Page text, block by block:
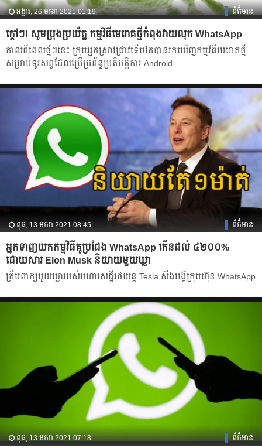
អង្គារ, 26 មករា 2021 01:19 ព័ត៌មាន
ក្ដៅៗ! សូមប្រុងប្រយ័ត្ន កម្មវិធីមេរោគថ្មីកំពុងវាយលុក WhatsApp
កាលពីពេលថ្មីៗនេះ ក្រុមអ្នកស្រាវជ្រាវទើបតែបានរកឃើញកម្មវិធីមេរោគថ្មី
សម្រាប់ទូរសព្ទដែលប្រើប្រព័ន្ធប្រតិបត្តិការ Android
ពុធ, 13 មករា 2021 08:45 ព័ត៌មាន
អ្នកទាញយកកម្មវិធីគូប្រជែង WhatsApp កើនដល់ ៤២០០%
ដោយសារ Elon Musk និយាយមួយឃ្លា
ត្រឹមពាក្យមួយឃ្លារបស់មហាសេដ្ឋីរថយន្ត Tesla សឹងរង្គើក្រុមហ៊ុន WhatsApp
ពុធ, 13 មករា 2021 07:18 ព័ត៌មាន